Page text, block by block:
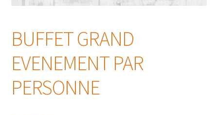
BUFFET GRAND
EVENEMENT PAR
PERSONNE